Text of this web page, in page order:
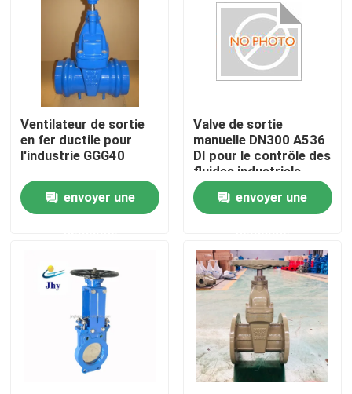
Maison
Des produits
À propos de nous
Visite de l'usine
Ventilateur de sortie
en fer ductile pour
l'industrie GGG40
envoyer une
Valve de sortie
manuelle DN300 A536
DI pour le contrôle des
fluides industriels
envoyer une